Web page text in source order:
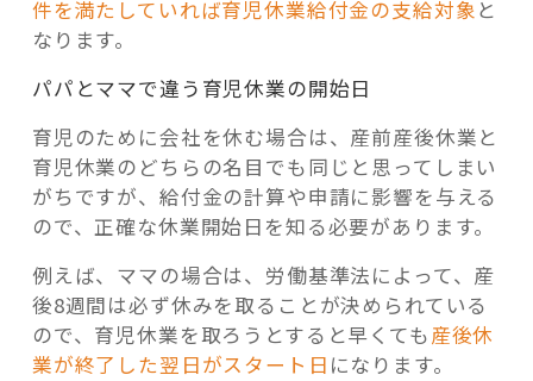
件を満たしていれば育児休業給付金の支給対象と
なります。
パパとママで違う育児休業の開始日
育児のために会社を休む場合は、産前産後休業と
育児休業のどちらの名目でも同じと思ってしまい
がちですが、給付金の計算や申請に影響を与える
ので、正確な休業開始日を知る必要があります。
例えば、ママの場合は、労働基準法によって、産
後8週間は必ず休みを取ることが決められている
ので、育児休業を取ろうとすると早くても産後休
業が終了した翌日がスタート日 になります。